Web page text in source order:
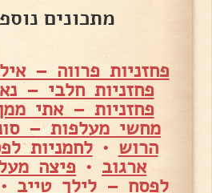
מתכונים
פחזניות פרווה –
פחזניות חלבי –
פחזניות – אתי
מחשי מעלפות –
הרוש •לחמניות
ארגוב • פיצה
לפסח – לילך טייב •